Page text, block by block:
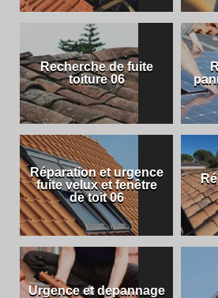
Recherche de fuite
toiture 06
Réparation et urgence
fuite velux et fenêtre
de toit 06
Urgence et depannage